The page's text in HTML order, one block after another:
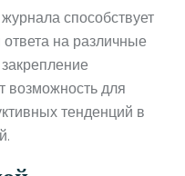
способствует
на различные
возможность для
тенденций в